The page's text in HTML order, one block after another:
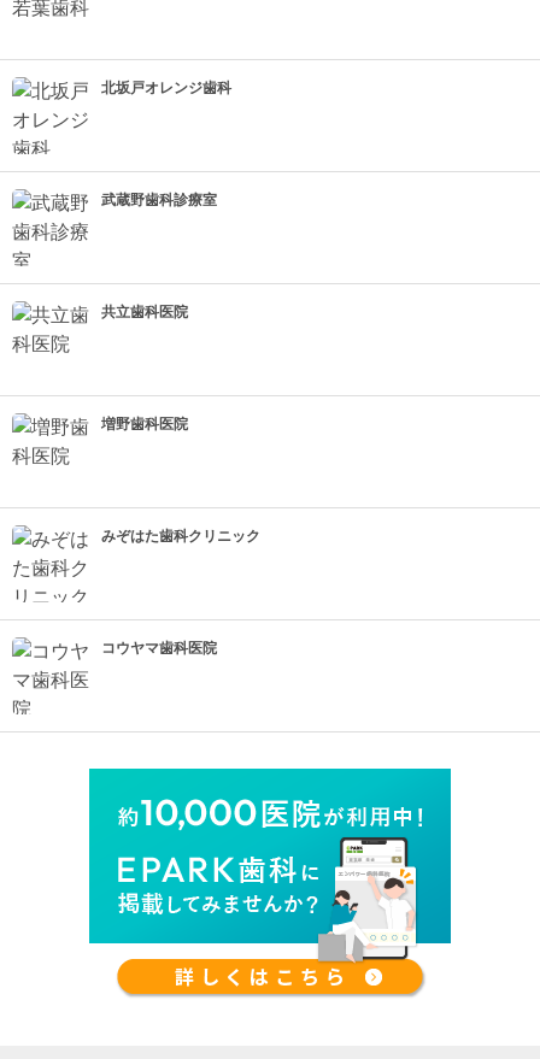
北坂戸オレンジ歯科
武蔵野歯科診療室
共立歯科医院
増野歯科医院
みぞはた歯科クリニック
コウヤマ歯科医院